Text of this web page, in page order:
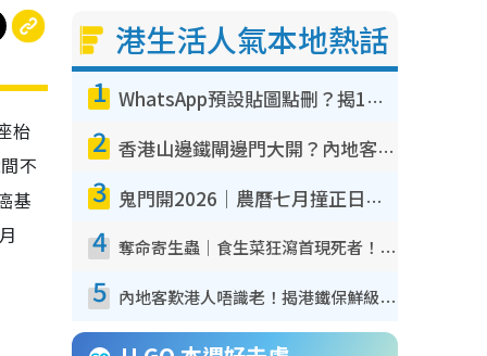
枱
不
基
港生活人氣本地熱話
1 WhatsApp預設貼圖點刪？揭1招「反向操作」還原簡潔介面 附3步實測教學
2 香港山邊鐵閘邊門大開？內地客困惑意義何在！網民神回覆：呢種叫法理性防禦
3 鬼門開2026｜農曆七月撞正日全食特別邪？專家警告切忌做一事！揭4大禁忌+2招保平安
4 奪命寄生蟲｜食生菜狂瀉首現死者！疫潮惡化錄1.8萬宗病例 揭洗菜3大謬誤
5 內地客歎港人唔識老！揭港鐵保鮮級冷氣 港人求放過：咪投訴